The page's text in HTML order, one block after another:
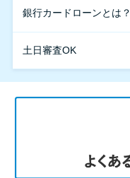
銀行カードローンとは？
土日審査OK